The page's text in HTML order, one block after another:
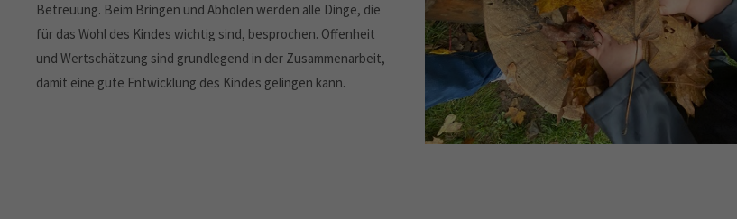
Betreuung. Beim Bringen und Abholen werden alle Dinge, die
für das Wohl des Kindes wichtig sind, besprochen. Offenheit
und Wertschätzung sind grundlegend in der Zusammenarbeit,
damit eine gute Entwicklung des Kindes gelingen kann.